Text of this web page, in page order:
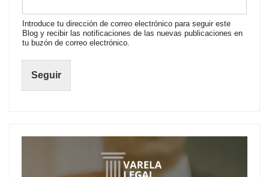
Introduce tu dirección de correo electrónico para seguir este
Blog y recibir las notificaciones de las nuevas publicaciones en
tu buzón de correo electrónico.
Seguir